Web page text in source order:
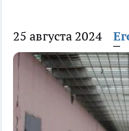
25 августа 2024